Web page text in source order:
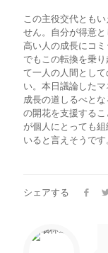
この主役交代とも
せん。自分が得意
高い人の成長にコミ
でもこの転換を乗
て一人の人間とし
い。本日議論した
成長の道しるべと
の開花を支援する
が個人にとっても
いると言えそうです。
シェアする